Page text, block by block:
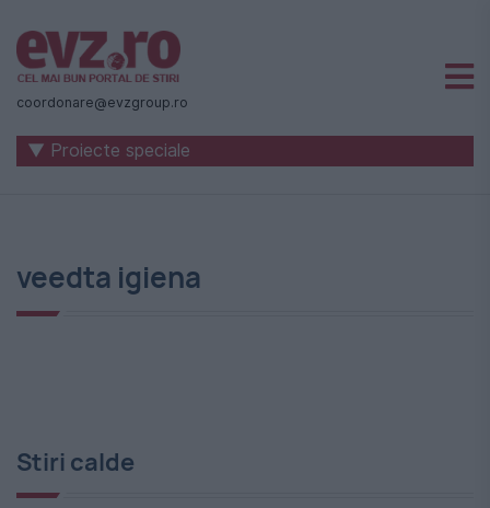
Știri
naționale
internaționale
-
Evenimentul
coordonare@evzgroup.ro
▼ Proiecte speciale
veedta igiena
Stiri calde